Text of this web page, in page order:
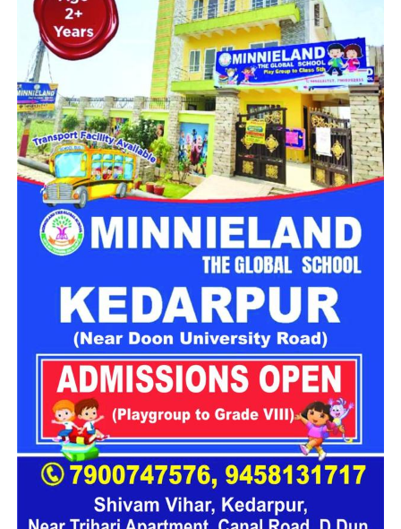
महिला सशक्तिकरण एवं बाल विकास विभाग की ओर से इसके लिए ‘आलंबन
गांव’ विकसित करने की योजना तैयार की जा रही है। इस योजना का उद्देश्य
नारी निकेतन में रहने वाली महिलाओं और बच्चों को सुरक्षित माहौल के साथ-
साथ घर जैसा अपनापन और स्वतंत्रता देना है।
उत्तराखंड में बन रहा ‘आलंबन गांव’
महिला सशक्तिकरण एवं बाल विकास विभागके निदेशक आईएएस बंशीलाल
राणा के मुताबिक, नारी निकेतन में आने वाली कई महिलाएं और बच्चे खुद को
एक बंद संस्थान या जेल जैसी जगह पर महसूस करते हैं। यही वजह है कि
कई बार बच्चे वहां से निकलने या भागने की कोशिश तक करने लगते हैं।
इसी समस्या को ध्यान में रखते हुए विभाग अब ऐसा इंफ्रास्ट्रक्चर तैयार
करने की दिशा में काम कर रहा है, जहां रहने वाले लोगों को संस्थागत माहौल
के बजाय परिवार जैसा वातावरण मिल सके।
16 घरों में मिलेगा परिवार जैसा माहौल
प्रस्तावित आलंबन गांव में कॉटेज और छोटे घर विकसित किए जाएंगे। यहां
एक परिवार की तर्ज पर लोगों को रखा जाएगा। योजना के मुताबिक, एक
यूनिट में करीब दो महिलाएं, चार बच्चे और एक किशोरी को शामिल किया
जाएगा। इस तरह उन्हें एक परिवार की तरह साथ रहने का अवसर मिलेगा।
हर यूनिट में अलग किचन जैसी सुविधाएं भी होंगी, ताकि वहां रहने वाली
महिलाओं और बच्चों को रोजमर्रा के जीवन में ज्यादा स्वतंत्रता और जिम्मेदारी